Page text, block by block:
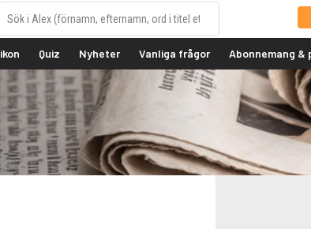
Quiz Nyheter Vanliga frågor Abonnemang &